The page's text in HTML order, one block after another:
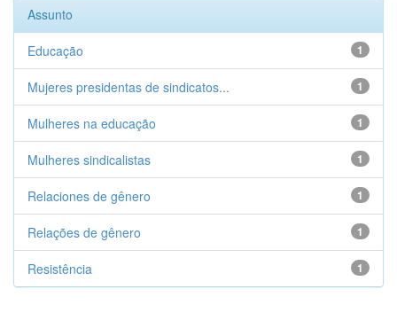
Assunto
1
Educação
1
Mujeres presidentas de sindicatos...
1
Mulheres na educação
1
Mulheres sindicalistas
1
Relaciones de gênero
1
Relações de gênero
1
Resistência